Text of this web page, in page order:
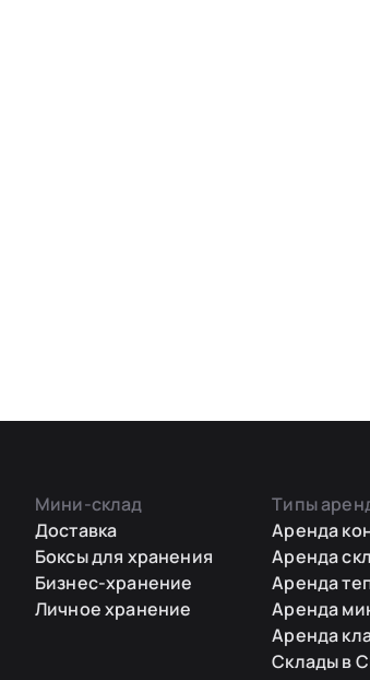
Мини-склад
Доставка
Боксы для хранения
Бизнес-хранение
Личное хранение
Типы
Аренда
Аренда
Аренда
Аренда
Аренда
Склады в